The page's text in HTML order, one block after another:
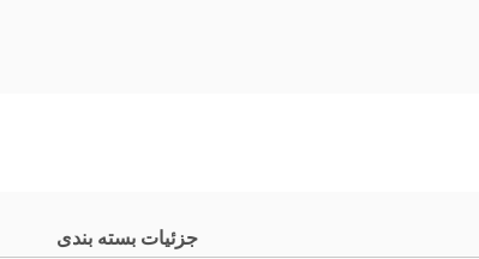
جزئیات بسته بندی